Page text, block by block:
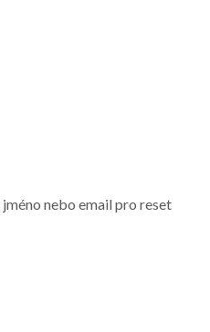
nebo email pro reset